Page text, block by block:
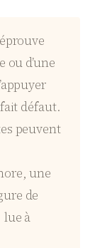
ou d’une
défaut.
peuvent
une
de
à